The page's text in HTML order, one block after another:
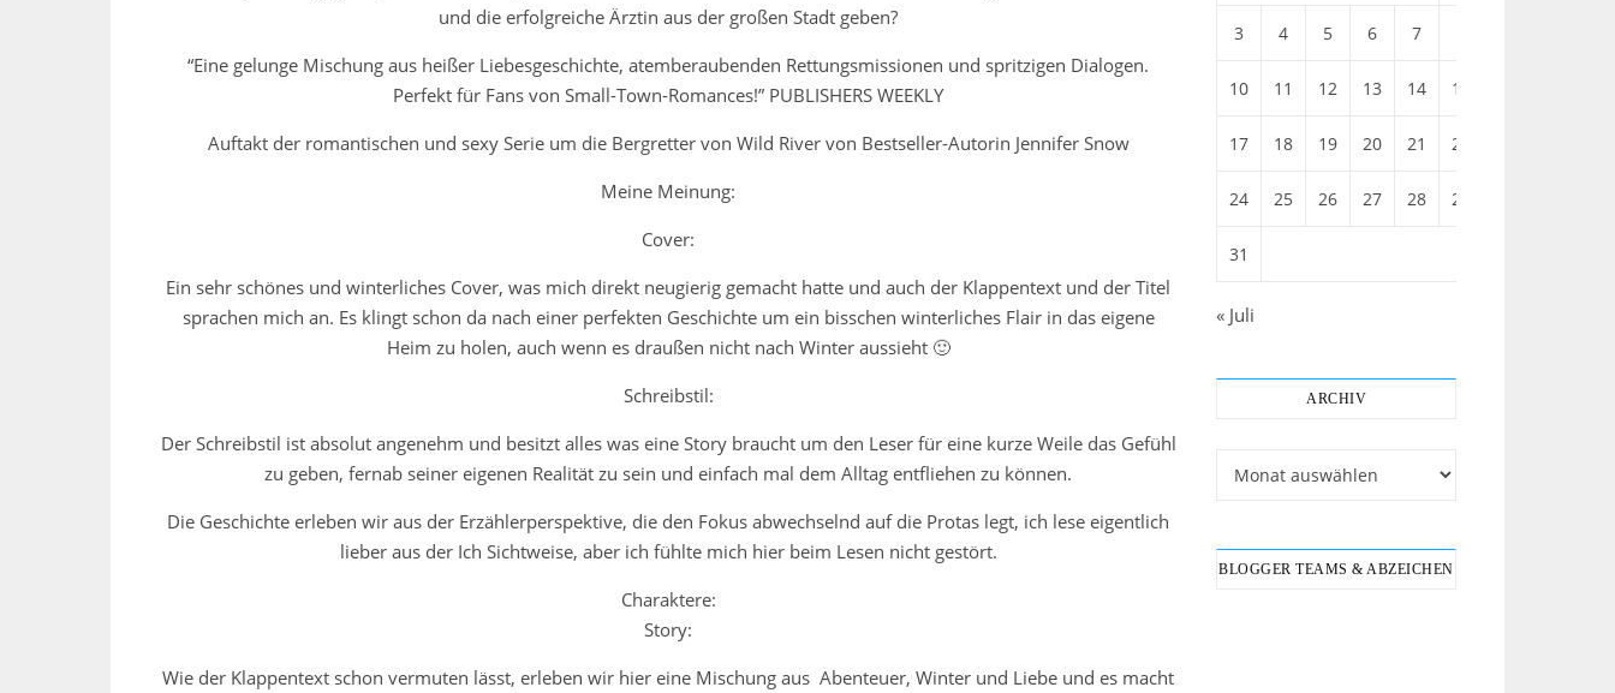
und die erfolgreiche Ärztin aus der großen Stadt geben?
“Eine gelunge Mischung aus heißer Liebesgeschichte, atemberaubenden Rettungsmissionen und spritzigen Dialogen.
Perfekt für Fans von Small-Town-Romances!” PUBLISHERS WEEKLY
Auftakt der romantischen und sexy Serie um die Bergretter von Wild River von Bestseller-Autorin Jennifer Snow
Meine Meinung:
Cover:
Ein sehr schönes und winterliches Cover, was mich direkt neugierig gemacht hatte und auch der Klappentext und der Titel
sprachen mich an. Es klingt schon da nach einer perfekten Geschichte um ein bisschen winterliches Flair in das eigene
Heim zu holen, auch wenn es draußen nicht nach Winter aussieht 🙂
Schreibstil:
Der Schreibstil ist absolut angenehm und besitzt alles was eine Story braucht um den Leser für eine kurze Weile das Gefühl
zu geben, fernab seiner eigenen Realität zu sein und einfach mal dem Alltag entfliehen zu können.
Die Geschichte erleben wir aus der Erzählerperspektive, die den Fokus abwechselnd auf die Protas legt, ich lese eigentlich
lieber aus der Ich Sichtweise, aber ich fühlte mich hier beim Lesen nicht gestört.
Charaktere:
Story:
Wie der Klappentext schon vermuten lässt, erleben wir hier eine Mischung aus Abenteuer, Winter und Liebe und es macht
3 4 5 6 7
10 11 12 13 14 15
17 18 19 20 21 22
24 25 26 27 28 29
31
« Juli
ARCHIV
BLOGGER TEAMS & ABZEICHEN